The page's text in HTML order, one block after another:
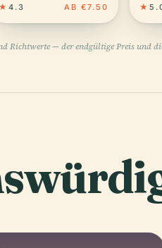
★ 4.3 AB €7.50 ★
Richtwerte — der endgültige Preis und